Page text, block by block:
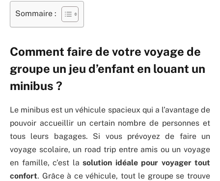
Sommaire :
Comment faire de votre voyage de
groupe un jeu d’enfant en louant un
minibus ?
Le minibus est un véhicule spacieux qui a l’avantage de
pouvoir accueillir un certain nombre de personnes et
tous leurs bagages. Si vous prévoyez de faire un
voyage scolaire, un road trip entre amis ou un voyage
en famille, c’est la solution idéale pour voyager tout
confort. Grâce à ce véhicule, tout le groupe se trouve